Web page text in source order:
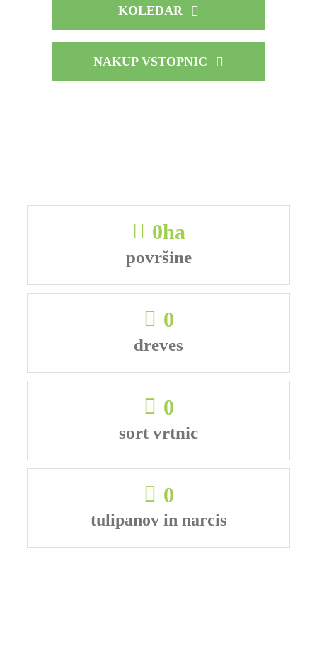
KOLEDAR
NAKUP VSTOPNIC
0ha
površine
0
dreves
0
sort vrtnic
0
tulipanov in narcis